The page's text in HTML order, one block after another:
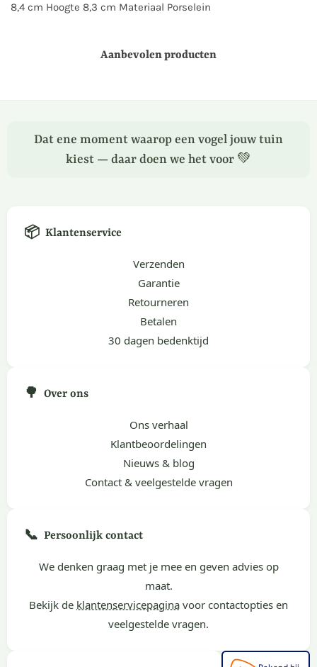
8,4 cm Hoogte 8,3 cm Materiaal Porselein
Aanbevolen producten
Dat ene moment waarop een vogel jouw tuin
kiest — daar doen we het voor 💚
📦 Klantenservice
Verzenden
Garantie
Retourneren
Betalen
30 dagen bedenktijd
🌳 Over ons
Ons verhaal
Klantbeoordelingen
Nieuws & blog
Contact & veelgestelde vragen
📞 Persoonlijk contact
We denken graag met je mee en geven advies op
maat.
Bekijk de klantenservicepagina voor contactopties en
veelgestelde vragen.